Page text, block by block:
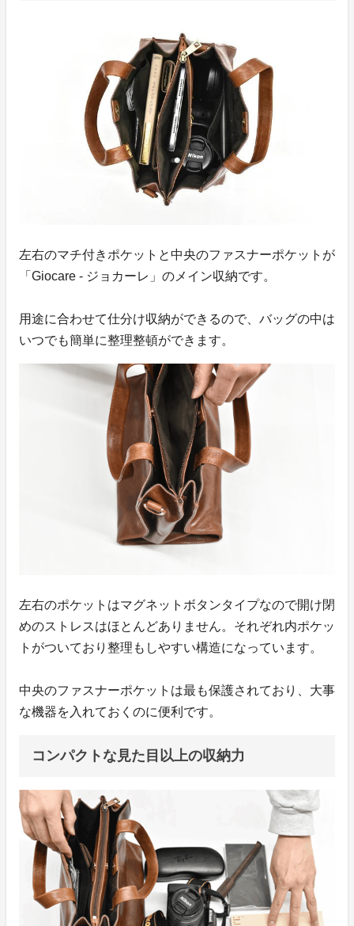
左右のマチ付きポケットと中央のファスナーポケットが
「Giocare - ジョカーレ」のメイン収納です。
用途に合わせて仕分け収納ができるので、バッグの中は
いつでも簡単に整理整頓ができます。
左右のポケットはマグネットボタンタイプなので開け閉
めのストレスはほとんどありません。それぞれ内ポケッ
トがついており整理もしやすい構造になっています。
中央のファスナーポケットは最も保護されており、大事
な機器を入れておくのに便利です。
コンパクトな見た目以上の収納力